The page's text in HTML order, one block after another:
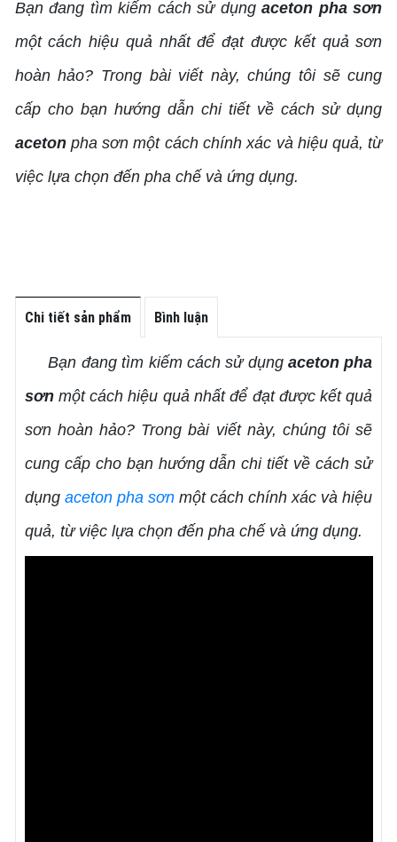
Bạn đang tìm kiếm cách sử dụngaceton pha sơn
một cách hiệu quả nhất để đạt được kết quả sơn
hoàn hảo? Trong bài viết này, chúng tôi sẽ cung
cấp cho bạn hướng dẫn chi tiết về cách sử dụng
acetonpha sơn một cách chính xác và hiệu quả, từ
việc lựa chọn đến pha chế và ứng dụng.
Chi tiết sản phẩm Bình luận
Bạn đang tìm kiếm cách sử dụng aceton pha
sơnmột cách hiệu quả nhất để đạt được kết quả
sơn hoàn hảo? Trong bài viết này, chúng tôi sẽ
cung cấp cho bạn hướng dẫn chi tiết về cách sử
dụng aceton pha sơnmột cách chính xác và hiệu
quả, từ việc lựa chọn đến pha chế và ứng dụng.